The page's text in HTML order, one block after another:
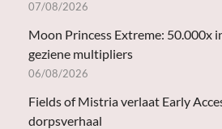
07/08/2026
Moon Princess Extreme: 50.000x
geziene multipliers
06/08/2026
Fields of Mistria verlaat Early
dorpsverhaal